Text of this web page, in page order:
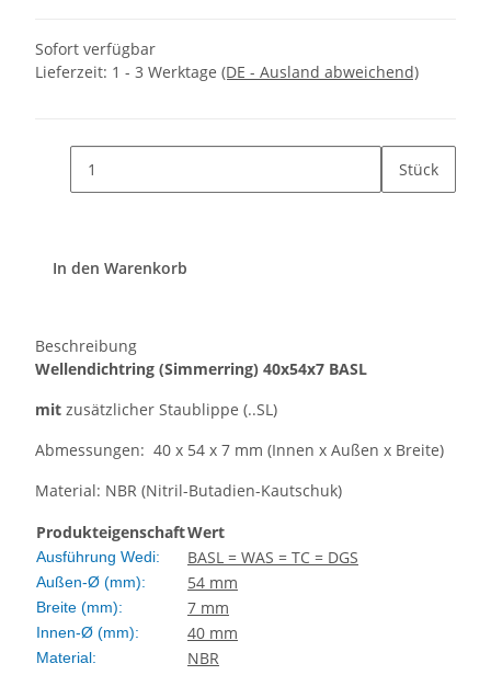
Sofort verfügbar
Lieferzeit: 1 - 3 Werktage (DE - Ausland abweichend)
Stück
In den Warenkorb
Beschreibung
Wellendichtring (Simmerring) 40x54x7 BASL
mit zusätzlicher Staublippe (..SL)
Abmessungen: 40 x 54 x 7 mm (Innen x Außen x Breite)
Material: NBR (Nitril-Butadien-Kautschuk)
ProdukteigenschaftWert
Ausführung Wedi: BASL = WAS = TC = DGS
Außen-Ø (mm): 54 mm
Breite (mm): 7 mm
Innen-Ø (mm): 40 mm
Material:
NBR